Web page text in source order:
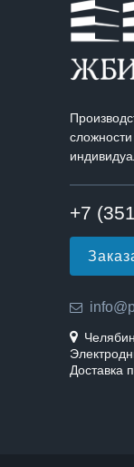
+7
Доставка